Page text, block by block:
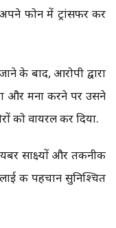
अपने फोन में ट्रांसफर कर
के बाद, आरोपी द्वारा
और मना करने पर उसने
को वायरल कर दिया.
साक्ष्यों और तकनीकी
की पहचान सुनिश्चित